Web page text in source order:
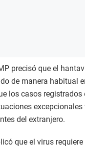
precisó que el
de manera habitual
los casos registrados
del extranjero.
que el virus